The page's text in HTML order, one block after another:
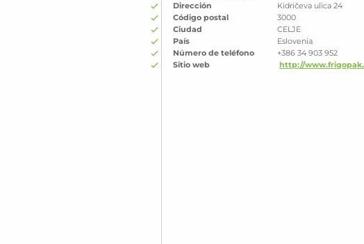
Dirección
Kidričeva ulica 24
Código postal
3000
Ciudad
CELJE
País
Eslovenia
Número de teléfono
+386 34 903 952
Sitio web
http://